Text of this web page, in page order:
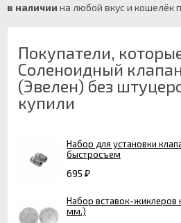
в наличии на любой вкус и кошелёк
Покупатели,
Соленоидный
(Эвелен) без
купили
Набор для установки
быстросъем
695 ₽
Набор вставок-жиклеров
мм.)